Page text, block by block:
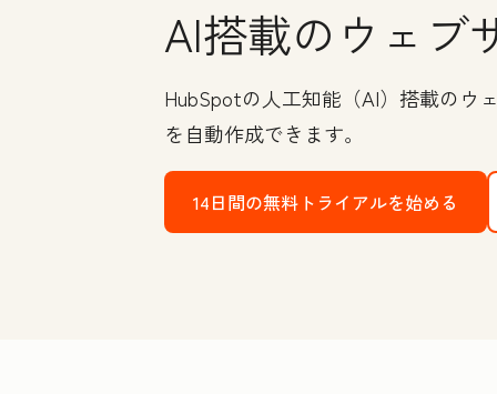
AI搭載のウェブ
HubSpotの人工知能（AI）搭載のウ
を自動作成できます。
14日間の無料トライアルを始める